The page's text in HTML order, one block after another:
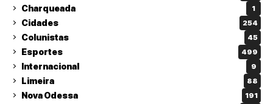
Charqueada 1
Cidades 254
Colunistas 45
Esportes 499
Internacional 9
Limeira 88
Nova Odessa 191